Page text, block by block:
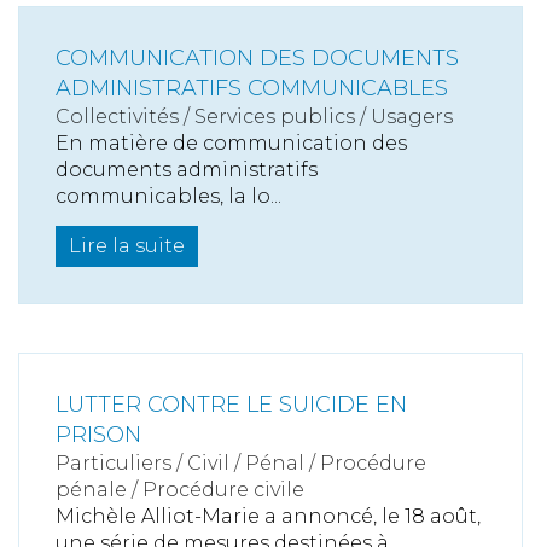
COMMUNICATION DES DOCUMENTS
ADMINISTRATIFS COMMUNICABLES
Collectivités / Services publics / Usagers
En matière de communication des
documents administratifs
communicables, la lo...
Lire la suite
LUTTER CONTRE LE SUICIDE EN
PRISON
Particuliers / Civil / Pénal / Procédure
pénale / Procédure civile
Michèle Alliot-Marie a annoncé, le 18 août,